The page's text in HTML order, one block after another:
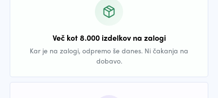
Več kot 8.000 izdelkov na zalogi
Kar je na zalogi, odpremo še danes. Ni čakanja na
dobavo.